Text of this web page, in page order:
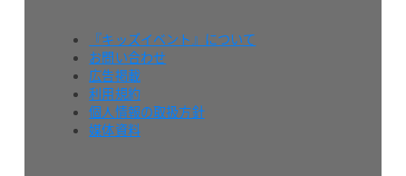
『キッズイベント』について
お問い合わせ
広告掲載
利用規約
個人情報の取扱方針
媒体資料